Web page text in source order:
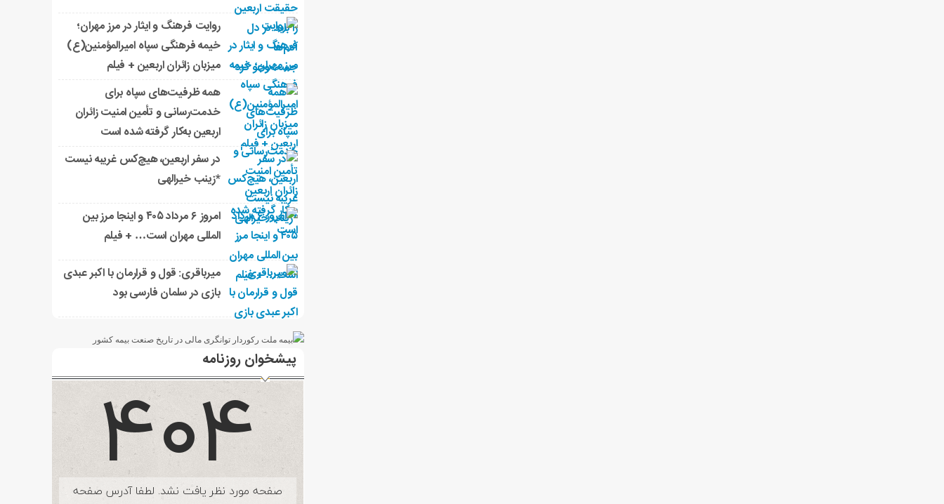
روایت فرهنگ و ایثار در مرز مهران؛
خیمه فرهنگی سپاه امیرالمؤمنین(ع)
میزبان زائران اربعین + فیلم
همه ظرفیت‌های سپاه برای
خدمت‌رسانی و تأمین امنیت زائران
اربعین به‌کار گرفته شده است
در سفر اربعین، هیچ‌کس غریبه نیست
*زینب خیرالهی
امروز ۶ مرداد ۴۰۵ و اینجا مرز بین
المللی مهران است… + فیلم
میرباقری: قول و قرارمان با اکبر عبدی
بازی در سلمان فارسی بود
پیشخوان روزنامه